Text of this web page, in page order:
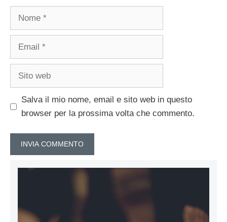
Nome
Email
Sito
Salva il mio nome, email e sito web in questo
browser per la prossima volta che commento.